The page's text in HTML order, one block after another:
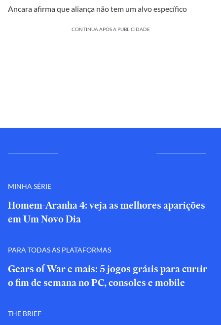
Ancara afirma que aliança não tem um alvo específico
CONTINUA APÓS A PUBLICIDADE
MINHA SÉRIE
Homem-Aranha 4: veja as melhores aparições
em Um Novo Dia
PARA TODAS AS PLATAFORMAS
Gears of War e mais: 5 jogos grátis para curtir
o fim de semana no PC, consoles e mobile
THE BRIEF